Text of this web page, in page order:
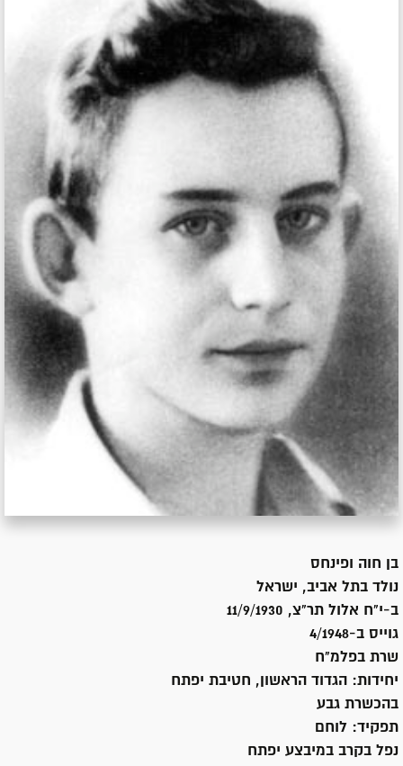
בן חוה ופינחס
נולד בתל אביב, ישראל
ב-י"ח אלול תר"צ, 11/9/1930
גוייס ב-4/1948
שרת בפלמ"ח
יחידות: הגדוד הראשון, חטיבת יפתח
בהכשרת גבע
תפקיד: לוחם
נפל בקרב במיבצע יפתח